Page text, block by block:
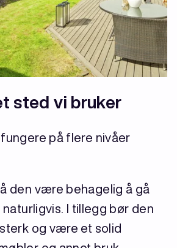
sted vi bruker
på flere nivåer
den være behagelig å gå
naturligvis. I tillegg bør den
og være et solid